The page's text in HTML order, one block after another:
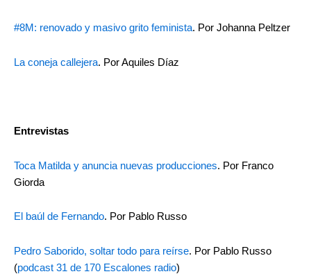
#8M: renovado y masivo grito feminista. Por Johanna Peltzer
La coneja callejera. Por Aquiles Díaz
Entrevistas
Toca Matilda y anuncia nuevas producciones. Por Franco
Giorda
El baúl de Fernando. Por Pablo Russo
Pedro Saborido, soltar todo para reírse. Por Pablo Russo
(podcast 31 de 170 Escalones radio)